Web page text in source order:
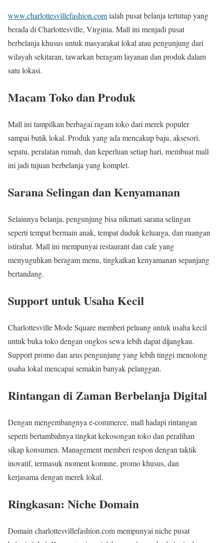
www.charlottesvillefashion.comialah pusat belanja tertutup yang
berada di Charlottesville, Virginia. Mall ini menjadi pusat
berbelanja khusus untuk masyarakat lokal atau pengunjung dari
wilayah sekitaran, tawarkan beragam layanan dan produk dalam
satu lokasi.
Macam Toko dan Produk
Mall ini tampilkan berbagai ragam toko dari merek populer
sampai butik lokal. Produk yang ada mencakup baju, aksesori,
sepatu, peralatan rumah, dan keperluan setiap hari, membuat mall
ini jadi tujuan berbelanja yang komplet.
Sarana Selingan dan Kenyamanan
Selainnya belanja, pengunjung bisa nikmati sarana selingan
seperti tempat bermain anak, tempat duduk keluarga, dan ruangan
istirahat. Mall ini mempunyai restaurant dan cafe yang
menyuguhkan beragam menu, tingkatkan kenyamanan sepanjang
bertandang.
Support untuk Usaha Kecil
Charlottesville Mode Square memberi peluang untuk usaha kecil
untuk buka toko dengan ongkos sewa lebih dapat dijangkau.
Support promo dan arus pengunjung yang lebih tinggi menolong
usaha lokal mencapai semakin banyak pelanggan.
Rintangan di Zaman Berbelanja Digital
Dengan mengembangnya e-commerce, mall hadapi rintangan
seperti bertambahnya tingkat kekosongan toko dan peralihan
sikap konsumen. Management memberi respon dengan taktik
inovatif, termasuk moment komune, promo khusus, dan
kerjasama dengan merek lokal.
Ringkasan: Niche Domain
Domain charlottesvillefashion.com mempunyai niche pusat